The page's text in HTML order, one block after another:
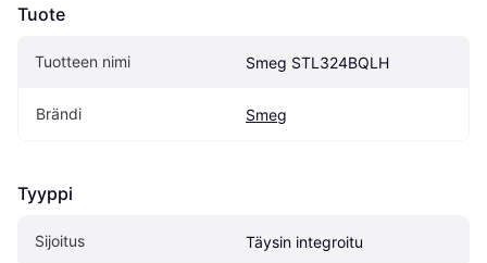
Tuote
Tuotteen nimi Smeg STL324BQLH
Brändi Smeg
Tyyppi
Sijoitus Täysin integroitu